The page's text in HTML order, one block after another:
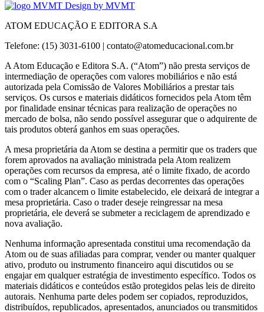
Design by MVMT
ATOM EDUCAÇÃO E EDITORA S.A
Telefone: (15) 3031-6100 | contato@atomeducacional.com.br
A Atom Educação e Editora S.A. (“Atom”) não presta serviços de
intermediação de operações com valores mobiliários e não está
autorizada pela Comissão de Valores Mobiliários a prestar tais
serviços. Os cursos e materiais didáticos fornecidos pela Atom têm
por finalidade ensinar técnicas para realização de operações no
mercado de bolsa, não sendo possível assegurar que o adquirente de
tais produtos obterá ganhos em suas operações.
A mesa proprietária da Atom se destina a permitir que os traders que
forem aprovados na avaliação ministrada pela Atom realizem
operações com recursos da empresa, até o limite fixado, de acordo
com o “Scaling Plan”. Caso as perdas decorrentes das operações
com o trader alcancem o limite estabelecido, ele deixará de integrar a
mesa proprietária. Caso o trader deseje reingressar na mesa
proprietária, ele deverá se submeter a reciclagem de aprendizado e
nova avaliação.
Nenhuma informação apresentada constitui uma recomendação da
Atom ou de suas afiliadas para comprar, vender ou manter qualquer
ativo, produto ou instrumento financeiro aqui discutidos ou se
engajar em qualquer estratégia de investimento específico. Todos os
materiais didáticos e conteúdos estão protegidos pelas leis de direito
autorais. Nenhuma parte deles podem ser copiados, reproduzidos,
distribuídos, republicados, apresentados, anunciados ou transmitidos